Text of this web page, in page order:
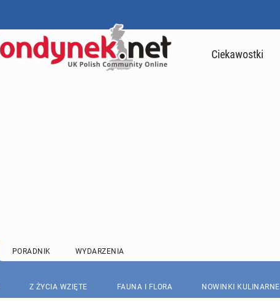
Ciekawostki
PORADNIK WYDARZENIA
Z ŻYCIA WZIĘTE FAUNA I FLORA NOWINKI KULINARNE